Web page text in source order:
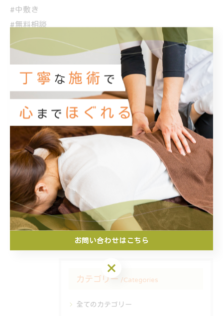
#中敷き
#無料相談
#交通事故
栃木で提供するマッサージ 栃木で提供する鍼での施術
栃木で対応する交通事故後の施術
マッサージ 鍼 交通事故
< 前のページ 次のページ >
#ストレッチ #テーピング #インソール
カテゴリー Categories
全てのカテゴリー
お問い合わせはこちら
お問い合わせはこちら